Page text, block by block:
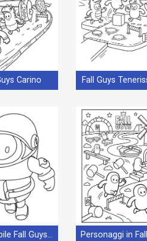
Carino Fall Guys
Stampabile Fall Guys Omaggio